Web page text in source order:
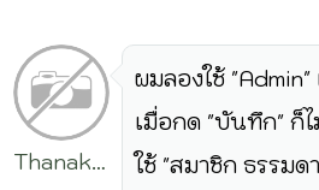
Thanakarn
ผมลองใช้
เมื่อกด "บันทึก" ก็ไ
ใช้ "สมาชิก ธรรมด